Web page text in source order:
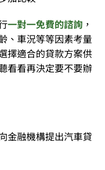
一對一免費的諮詢 ，
、車況等等因素考量
擇適合的貸款方案供
看看再決定要不要辦
金融機構提出汽車貸